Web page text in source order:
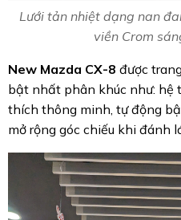
Lưới tản nhiệt dạng nan
viền Crom
New Mazda CX-8 được
bật nhất phân khúc như: hệ
thích thông minh, tự động
mở rộng góc chiếu khi đánh